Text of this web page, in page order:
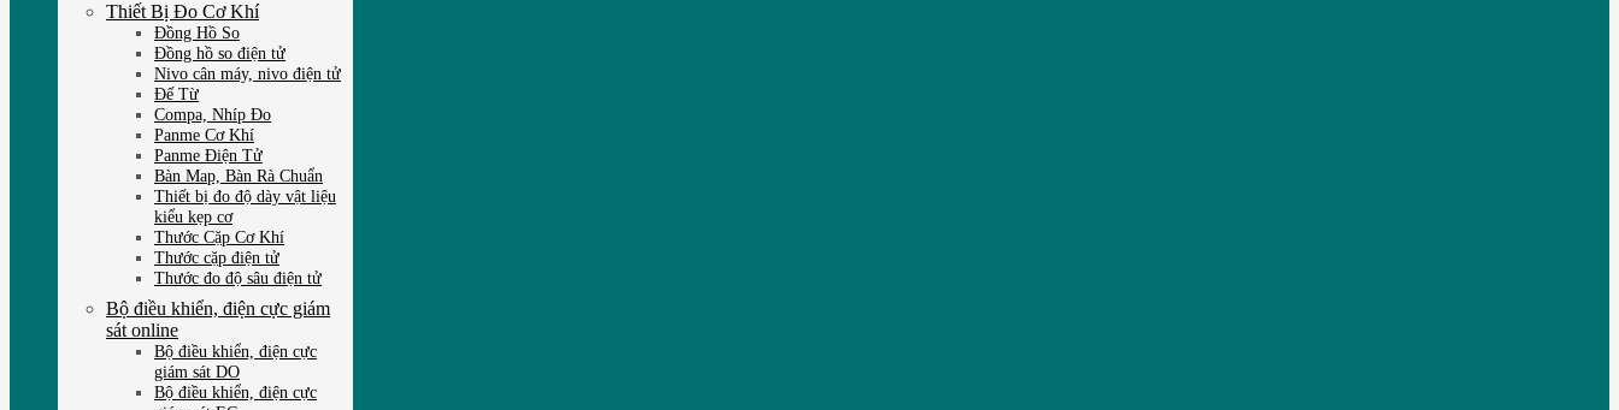
Thiết Bị Đo Cơ Khí
Đồng Hồ So
Đồng hồ so điện tử
Nivo cân máy, nivo điện tử
Đế Từ
Compa, Nhíp Đo
Panme Cơ Khí
Panme Điện Tử
Bàn Map, Bàn Rà Chuẩn
Thiết bị đo độ dày vật liệu
kiểu kẹp cơ
Thước Cặp Cơ Khí
Thước cặp điện tử
Thước đo độ sâu điện tử
Bộ điều khiển, điện cực giám
sát online
Bộ điều khiển, điện cực
giám sát DO
Bộ điều khiển, điện cực